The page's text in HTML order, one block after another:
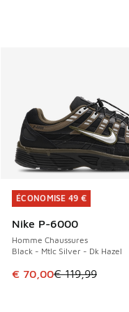
ÉCONOMISE 49 €
Nike P-6000
Homme Chaussures
Black - Mtlc Silver - Dk Hazel
Cet article est en
€ 70,00€ 119,99
ÉCONOMISE 49 €